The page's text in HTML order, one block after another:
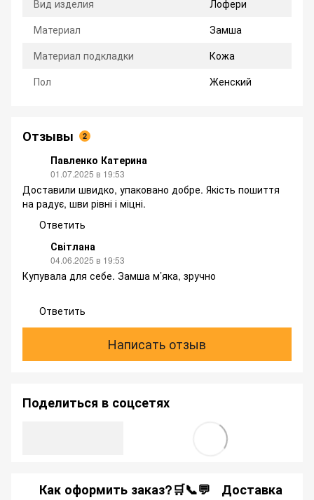
Вид изделия
Лофери
Материал
Замша
Материал подкладки
Кожа
Пол
Женский
Отзывы 2
Павленко Катерина
01.07.2025 в 19:53
Доставили швидко, упаковано добре. Якість пошиття
на радує, шви рівні і міцні.
Ответить
Світлана
04.06.2025 в 19:53
Купувала для себе. Замша м’яка, зручно
Ответить
Написать отзыв
Поделиться в соцсетях
Как оформить заказ?🛒📞💬 Доставка